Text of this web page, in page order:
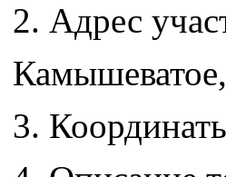
2. Адрес
3.